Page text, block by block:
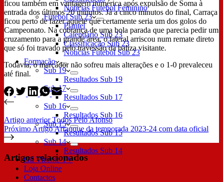
Notícias Futebol Feminino
Futebol Sub 23
Plantel
Calendário Sub 23
Classificação Sub 23
Notícias Futebol Sub 23
Formação
Sub 19
Resultados Sub 19
Sub 17
Resultados Sub 17
Sub 16
Resultados Sub 16
Sub 15
Resultados Sub 15
Sub 14
Resultados Sub 14
Gil Vicente TV
Loja Online
Contactos
ficou também em vantagem numérica após expulsão de Soma à
entrada dos últimos 20 minutos. Já a cinco minutos do final, Carraça
ficou perto de fazer aquele que certamente seria um dos golos do
Campeonato. Na cobrança de uma bola parada que parecia pedir um
cruzamento para a grande área, o lateral arriscou num remate direto
que só foi travado pelo travessão da baliza visitante.
Todavia, o marcador não sofreu mais alterações e o 1-0 prevaleceu
até final.
Artigo anteriorTodos Pelo Afonso
Próximo ArtigoArranque da temporada 2023-24 com data oficial
Artigos relacionados